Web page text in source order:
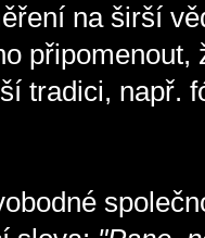
na širší
připomenout,
tradici, např.